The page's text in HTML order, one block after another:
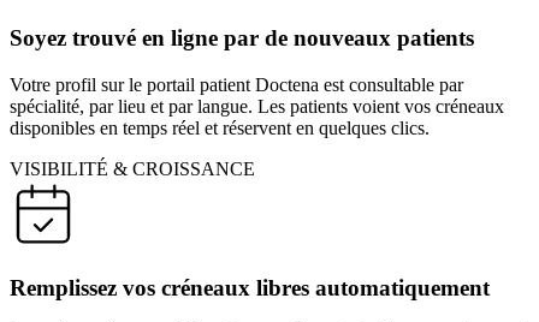
Soyez trouvé en ligne par de nouveaux patients
Votre profil sur le portail patient Doctena est consultable par
spécialité, par lieu et par langue. Les patients voient vos créneaux
disponibles en temps réel et réservent en quelques clics.
VISIBILITÉ & CROISSANCE
Remplissez vos créneaux libres automatiquement